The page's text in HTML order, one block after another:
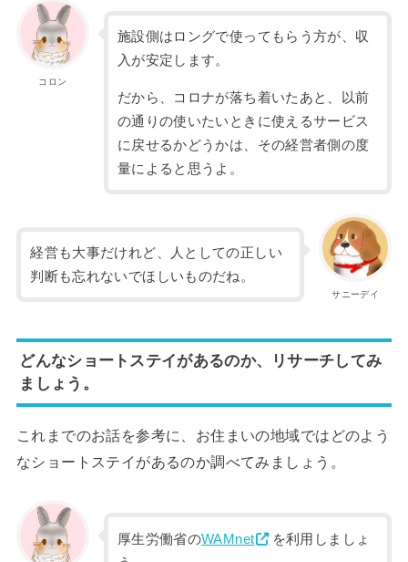
コロン
施設側はロングで使ってもらう方が、収
入が安定します。
だから、コロナが落ち着いたあと、以前
の通りの使いたいときに使えるサービス
に戻せるかどうかは、その経営者側の度
量によると思うよ。
サニーデイ
経営も大事だけれど、人としての正しい
判断も忘れないでほしいものだね。
どんなショートステイがあるのか、リサーチしてみ
ましょう。
これまでのお話を参考に、お住まいの地域ではどのよう
なショートステイがあるのか調べてみましょう。
厚生労働省のWAMnet
を利用しましょ